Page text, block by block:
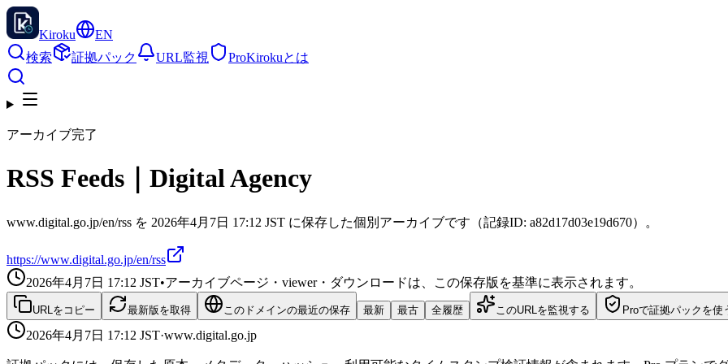
Kiroku
EN
検索
証拠パック URL監視 ProKirokuとは
アーカイブ完了
RSS Feeds｜Digital Agency
www.digital.go.jp/en/rss を 2026年4月7日 17:12 JST に保存した個別アーカイブです（記録ID: a82d17d03e19d670）。
https://www.digital.go.jp/en/rss
2026年4月7日 17:12 JST•アーカイブページ・viewer・ダウンロードは、この保存版を基準に表示されます。
URLをコピー 最新版を取得 このドメインの最近の保存 最新 最古 全履歴 このURLを監視する Proで証拠パックを使
2026年4月7日 17:12 JST·www.digital.go.jp